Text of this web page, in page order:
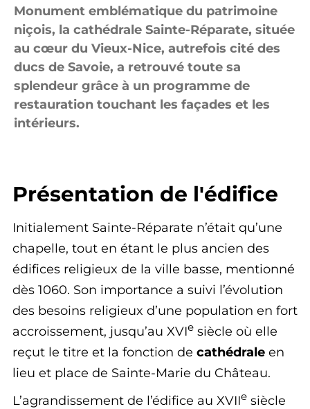
Monument emblématique du patrimoine
niçois, la cathédrale Sainte-Réparate, située
au cœur du Vieux-Nice, autrefois cité des
ducs de Savoie, a retrouvé toute sa
splendeur grâce à un programme de
restauration touchant les façades et les
intérieurs.
Présentation de l'édifice
Initialement Sainte-Réparate n’était qu’une
chapelle, tout en étant le plus ancien des
édifices religieux de la ville basse, mentionné
dès 1060. Son importance a suivi l’évolution
des besoins religieux d’une population en fort
accroissement, jusqu’au XVIe siècle où elle
reçut le titre et la fonction de cathédrale en
lieu et place de Sainte-Marie du Château.
L’agrandissement de l’édifice au XVIIe siècle